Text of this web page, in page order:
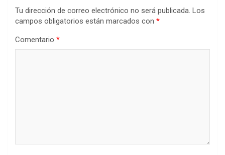
Tu dirección de correo electrónico no será publicada. Los
campos obligatorios están marcados con *
Comentario *